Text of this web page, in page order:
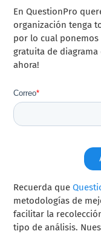
En QuestionPro
organización tenga
por lo cual
gratuita de diagrama
ahora!
Recuerda que
metodologías de
facilitar la
tipo de análisis.